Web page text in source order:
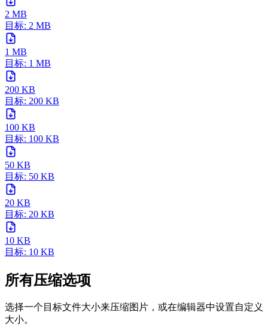
2 MB
目标: 2 MB
1 MB
目标: 1 MB
200 KB
目标: 200 KB
100 KB
目标: 100 KB
50 KB
目标: 50 KB
20 KB
目标: 20 KB
10 KB
目标: 10 KB
所有压缩选项
选择一个目标文件大小来压缩图片，或在编辑器中设置自定义
大小。